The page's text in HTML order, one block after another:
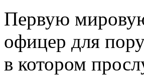
Первую
офицер для
в котором